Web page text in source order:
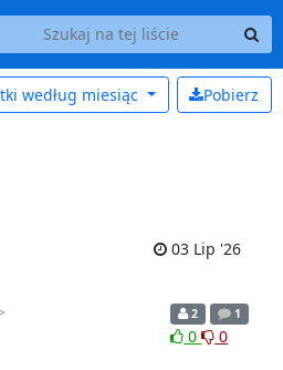
Pobierz
według miesiąc
03 Lip '26
2 1
0 0